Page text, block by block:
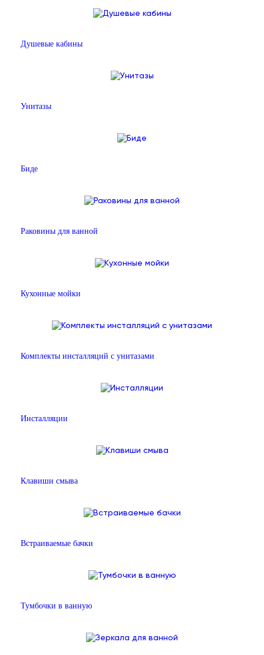
Душевые кабины
Унитазы
Биде
Раковины для ванной
Кухонные мойки
Комплекты инсталляций с унитазами
Инсталляции
Клавиши смыва
Встраиваемые бачки
Тумбочки в ванную